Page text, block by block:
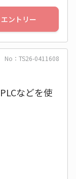
エントリー
No：TS26-0411608
などを使